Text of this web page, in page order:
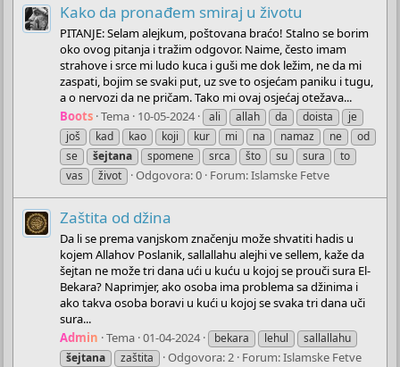
Kako da pronađem smiraj u životu
PITANJE: Selam alejkum, poštovana braćo! Stalno se borim
oko ovog pitanja i tražim odgovor. Naime, često imam
strahove i srce mi ludo kuca i guši me dok ležim, ne da mi
zaspati, bojim se svaki put, uz sve to osjećam paniku i tugu,
a o nervozi da ne pričam. Tako mi ovaj osjećaj otežava...
Boots Tema 10-05-2024 ali allah da doista
je
još
kad kao koji kur mi na namaz ne
od
se
šejtana spomene srca što su sura
to
vas
život Odgovora: 0 Forum:Islamske Fetve
Zaštita od džina
Da li se prema vanjskom značenju može shvatiti hadis u
kojem Allahov Poslanik, sallallahu alejhi ve sellem, kaže da
šejtan ne može tri dana ući u kuću u kojoj se prouči sura El-
Bekara? Naprimjer, ako osoba ima problema sa džinima i
ako takva osoba boravi u kući u kojoj se svaka tri dana uči
sura...
Admin Tema 01-04-2024 bekara lehul
sallallahu
šejtana
zaštita Odgovora: 2 Forum:Islamske Fetve